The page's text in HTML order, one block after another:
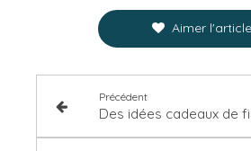
Aimer l'article
Précédent